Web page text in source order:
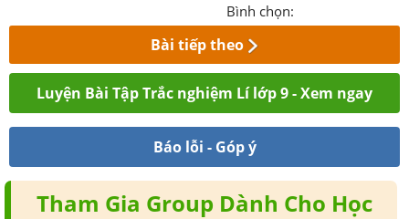
Bình chọn:
Bài tiếp theo
Luyện Bài Tập Trắc nghiệm Lí lớp 9 - Xem ngay
Báo lỗi - Góp ý
Tham Gia Group Dành Cho Học